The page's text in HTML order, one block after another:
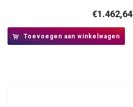
€1.462,64
Toevoegen aan winkelwagen